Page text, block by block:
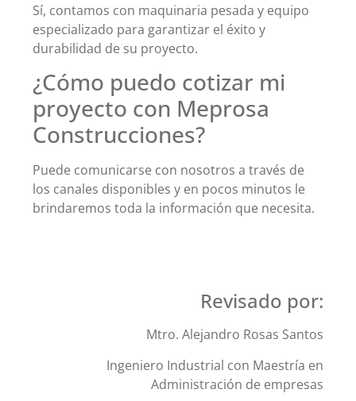
Sí, contamos con maquinaria pesada y equipo
especializado para garantizar el éxito y
durabilidad de su proyecto.
¿Cómo puedo cotizar mi
proyecto con Meprosa
Construcciones?
Puede comunicarse con nosotros a través de
los canales disponibles y en pocos minutos le
brindaremos toda la información que necesita.
Revisado por:
Mtro. Alejandro Rosas Santos
Ingeniero Industrial con Maestría en
Administración de empresas